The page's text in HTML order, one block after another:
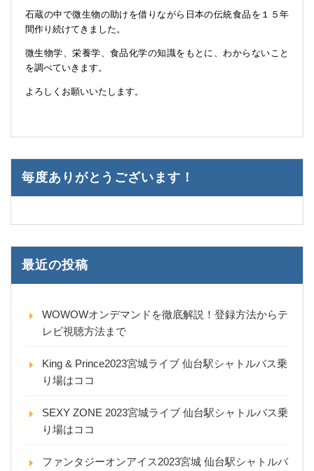
石蔵の中で微生物の助けを借りながら日本の伝統食品を１５年
間作り続けてきました。
微生物学、栄養学、食品化学の知識をもとに、わからないこと
を調べていきます。
よろしくお願いいたします。
毎度ありがとうございます！
最近の投稿
WOWOWオンデマンドを徹底解説！登録方法からテ
レビ視聴方法まで
King & Prince2023宮城ライブ 仙台駅シャトルバス乗
り場はココ
SEXY ZONE 2023宮城ライブ 仙台駅シャトルバス乗
り場はココ
ファンタジーオンアイス2023宮城 仙台駅シャトルバ